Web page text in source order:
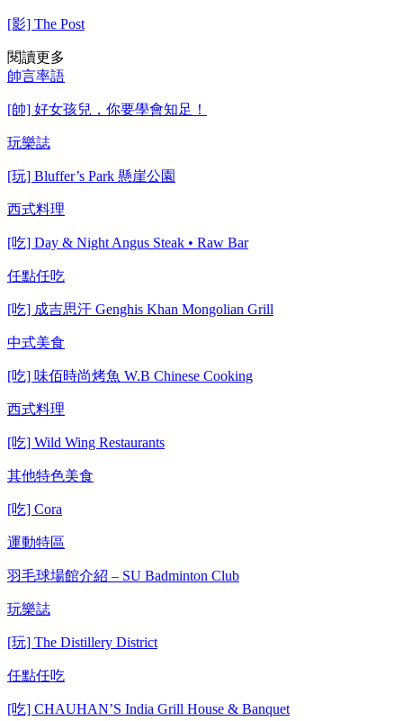
[影] The Post
閱讀更多
帥言率語
[帥] 好女孩兒，你要學會知足！
玩樂誌
[玩] Bluffer’s Park 懸崖公園
西式料理
[吃] Day & Night Angus Steak • Raw Bar
任點任吃
[吃] 成吉思汗 Genghis Khan Mongolian Grill
中式美食
[吃] 味佰時尚烤魚 W.B Chinese Cooking
西式料理
[吃] Wild Wing Restaurants
其他特色美食
[吃] Cora
運動特區
羽毛球場館介紹 – SU Badminton Club
玩樂誌
[玩] The Distillery District
任點任吃
[吃] CHAUHAN’S India Grill House & Banquet